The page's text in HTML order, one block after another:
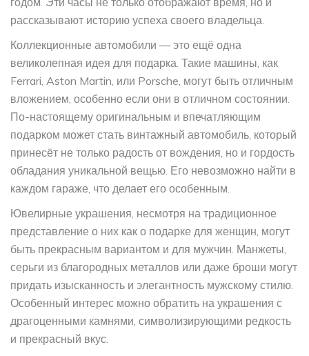
рассказывают историю успеха своего владельца.
Коллекционные автомобили — это ещё одна
великолепная идея для подарка. Такие машины, как
Ferrari, Aston Martin, или Porsche, могут быть отличным
вложением, особенно если они в отличном состоянии.
По-настоящему оригинальным и впечатляющим
подарком может стать винтажный автомобиль, который
принесёт не только радость от вождения, но и гордость
обладания уникальной вещью. Его невозможно найти в
каждом гараже, что делает его особенным.
Ювелирные украшения, несмотря на традиционное
представление о них как о подарке для женщин, могут
быть прекрасным вариантом и для мужчин. Манжеты,
серьги из благородных металлов или даже броши могут
придать изысканность и элегантность мужскому стилю.
Особенный интерес можно обратить на украшения с
драгоценными камнями, символизирующими редкость
и прекрасный вкус.